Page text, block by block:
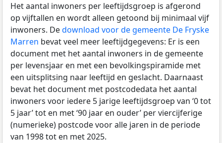
Het aantal inwoners per leeftijdsgroep is afgerond
op vijftallen en wordt alleen getoond bij minimaal vijf
inwoners. Dedownload voor de gemeente De Fryske
Marren bevat veel meer leeftijdgegevens: Er is een
document met het aantal inwoners in de gemeente
per levensjaar en met een bevolkingspiramide met
een uitsplitsing naar leeftijd en geslacht. Daarnaast
bevat het document met postcodedata het aantal
inwoners voor iedere 5 jarige leeftijdsgroep van ‘0 tot
5 jaar’ tot en met ‘90 jaar en ouder’ per viercijferige
(numerieke) postcode voor alle jaren in de periode
van 1998 tot en met 2025.